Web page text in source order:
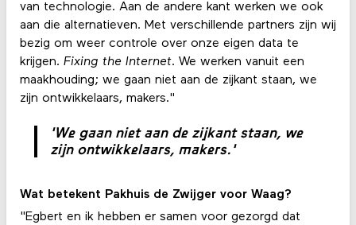
van technologie. Aan de andere kant werken we ook
aan die alternatieven. Met verschillende partners zijn wij
bezig om weer controle over onze eigen data te
krijgen. Fixing the Internet. We werken vanuit een
maakhouding; we gaan niet aan de zijkant staan, we
zijn ontwikkelaars, makers."
'We gaan niet aan de zijkant staan, we
zijn ontwikkelaars, makers.'
Wat betekent Pakhuis de Zwijger voor Waag?
"Egbert en ik hebben er samen voor gezorgd dat